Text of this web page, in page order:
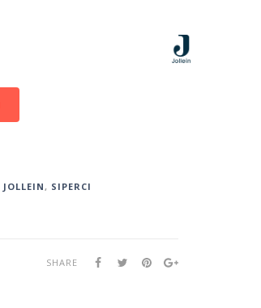
JOLLEIN, SIPERCI
SHARE